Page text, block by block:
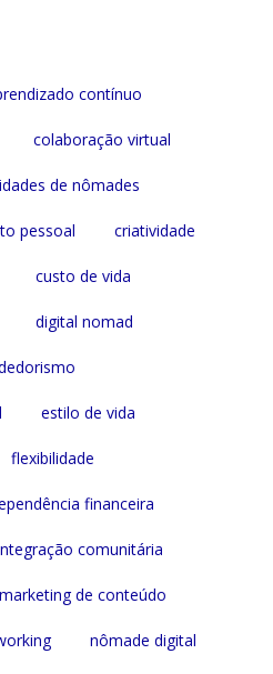
contínuo
colaboração virtual
de nômades
pessoal criatividade
custo de vida
digital nomad
estilo de vida
flexibilidade
financeira
comunitária
marketing de conteúdo
nômade digital